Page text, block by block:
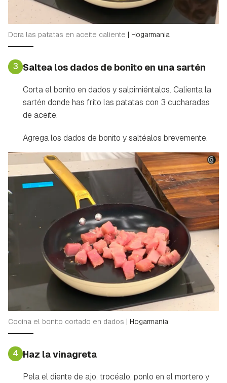
Dora las patatas en aceite caliente | Hogarmania
3 Saltea los dados de bonito en una sartén
Corta el bonito en dados y salpimiéntalos. Calienta la
sartén donde has frito las patatas con 3 cucharadas
de aceite.
Agrega los dados de bonito y saltéalos brevemente.
Cocina el bonito cortado en dados | Hogarmania
4 Haz la vinagreta
Pela el diente de ajo, trocéalo, ponlo en el mortero y